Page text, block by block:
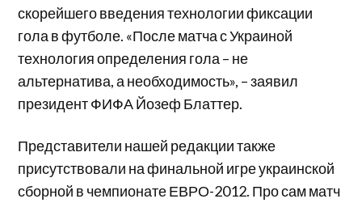
скорейшего введения технологии фиксации
гола в футболе. «После матча с Украиной
технология определения гола – не
альтернатива, а необходимость», – заявил
президент ФИФА Йозеф Блаттер.
Представители нашей редакции также
присутствовали на финальной игре украинской
сборной в чемпионате ЕВРО-2012. Про сам матч